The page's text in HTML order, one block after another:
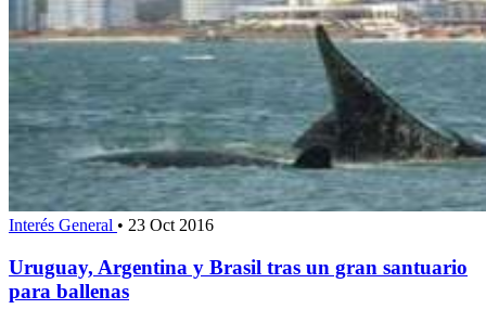
Interés General • 23 Oct 2016
Uruguay, Argentina y Brasil tras un gran santuario
para ballenas